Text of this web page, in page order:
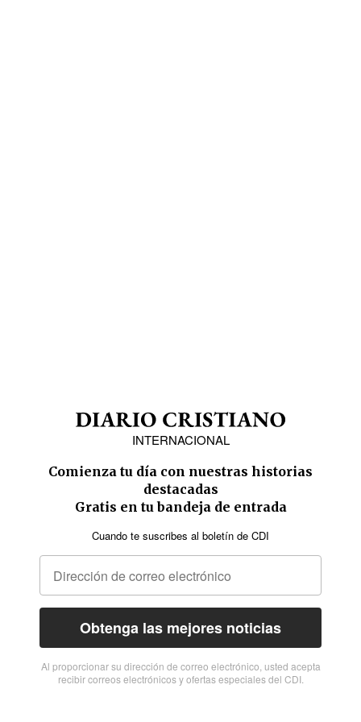
INTERNACIONAL
Comienza tu día con nuestras historias
destacadas
Gratis en tu bandeja de entrada
Cuando te suscribes al boletín de CDI
Obtenga las mejores noticias
Al proporcionar su dirección de correo electrónico, usted acepta
recibir correos electrónicos y ofertas especiales del CDI.